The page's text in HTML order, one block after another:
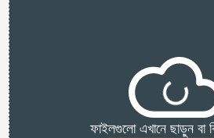
ফাইলগুলো এখানে ছাড়ুন